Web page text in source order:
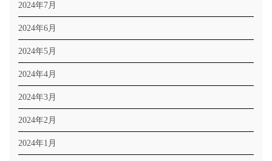
2024年7月
2024年6月
2024年5月
2024年4月
2024年3月
2024年2月
2024年1月